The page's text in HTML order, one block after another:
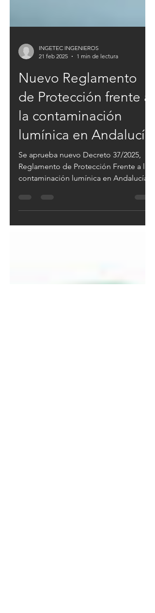
INGETEC INGENIEROS
21 feb 2025
1 min de lectura
Nuevo Reglamento
de Protección frente a
la contaminación
lumínica en Andalucía
Se aprueba nuevo Decreto 37/2025,